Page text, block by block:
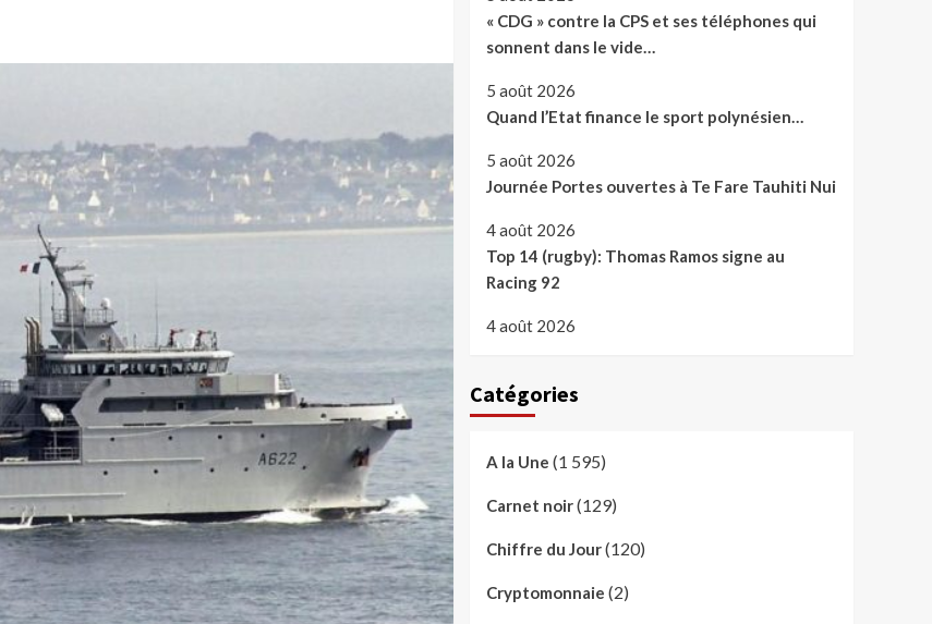
« CDG » contre la CPS et ses téléphones qui
sonnent dans le vide…
5 août 2026
Quand l’Etat finance le sport polynésien…
5 août 2026
Journée Portes ouvertes à Te Fare Tauhiti Nui
4 août 2026
Top 14 (rugby): Thomas Ramos signe au
Racing 92
4 août 2026
Catégories
A la Une (1 595)
Carnet noir(129)
Chiffre du Jour(120)
Cryptomonnaie (2)